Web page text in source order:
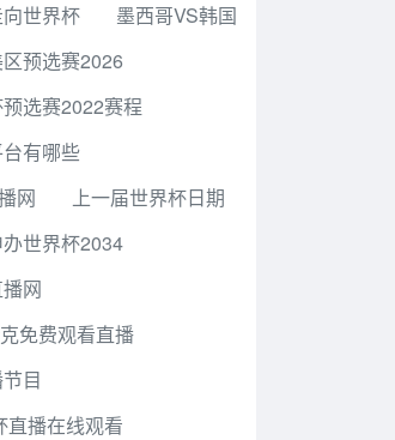
世界杯
墨西哥VS韩国
预选赛2026
选赛2022赛程
有哪些
网
上一届世界杯日期
世界杯2034
网
免费观看直播
目
直播在线观看